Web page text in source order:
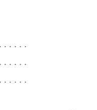
. . . . .
. . . . .
. . . . .